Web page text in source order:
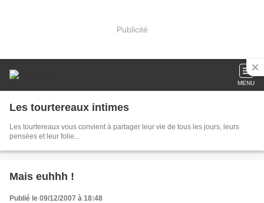
Publicité
MENU
Les tourtereaux intimes
Les tourtereaux vous convient à partager leur vie de tous les jours, leurs
pensées et leur folie...
Mais euhhh !
Publié le 09/12/2007 à 18:48